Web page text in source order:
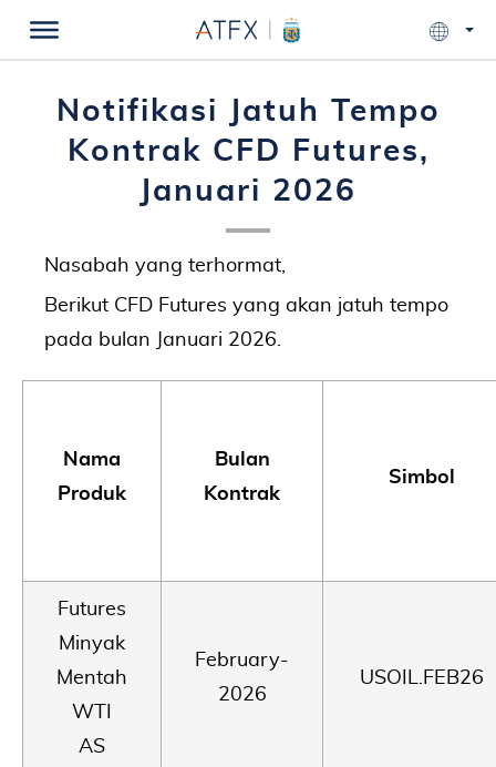
Notifikasi Jatuh Tempo
Kontrak CFD Futures,
Januari 2026
Nasabah yang terhormat,
Berikut CFD Futures yang akan jatuh tempo
pada bulan Januari 2026.
Nama
Produk
Bulan
Kontrak
Simbol
Futures
Minyak
Mentah
WTI
AS
February-
2026
USOIL.FEB26